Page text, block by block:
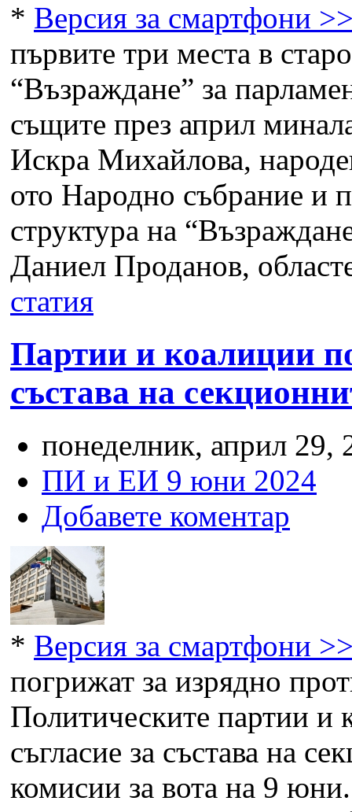
* Версия за смартфони
първите три места в
“Възраждане” за
същите през април
Искра Михайлова,
ото Народно събрание и
структура на
Даниел Проданов,
статия
Партии и коалиции
състава на
понеделник, април 29,
ПИ и ЕИ 9 юни 2024
Добавете коментар
* Версия за смартфони
погрижат за изрядно
Политическите партии и
съгласие за състава на
комисии за вота на 9